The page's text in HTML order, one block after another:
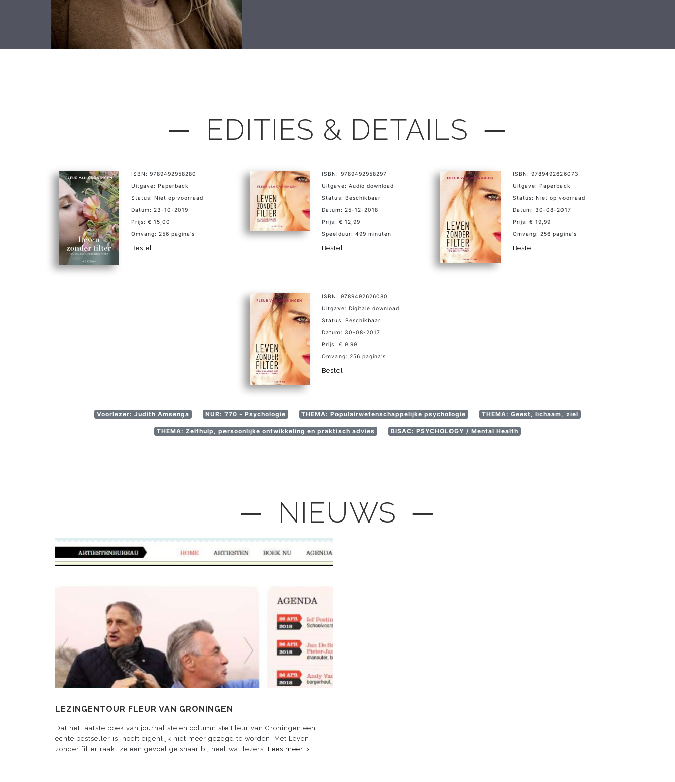
─ EDITIES & DETAILS ─
ISBN: 9789492958280
Uitgave: Paperback
Status: Niet op voorraad
Datum: 23-10-2019
Prijs: € 15,00
Omvang: 256 pagina's
Bestel
ISBN: 9789492958297
Uitgave: Audio download
Status: Beschikbaar
Datum: 25-12-2018
Prijs: € 12,99
Speelduur: 499 minuten
Bestel
ISBN: 9789492626073
Uitgave: Paperback
Status: Niet op voorraad
Datum: 30-08-2017
Prijs: € 19,99
Omvang: 256 pagina's
Bestel
ISBN: 9789492626080
Uitgave: Digitale download
Status: Beschikbaar
Datum: 30-08-2017
Prijs: € 9,99
Omvang: 256 pagina's
Bestel
Voorlezer: Judith Amsenga NUR: 770 - Psychologie THEMA: Populairwetenschappelijke psychologie THEMA: Geest, lichaam, ziel
THEMA: Zelfhulp, persoonlijke ontwikkeling en praktisch advies BISAC: PSYCHOLOGY / Mental Health
─ NIEUWS ─
LEZINGENTOUR FLEUR VAN GRONINGEN
Dat het laatste boek van journaliste en columniste Fleur van Groningen een
echte bestseller is, hoeft eigenlijk niet meer gezegd te worden. Met Leven
zonder filter raakt ze een gevoelige snaar bij heel wat lezers. Lees meer »